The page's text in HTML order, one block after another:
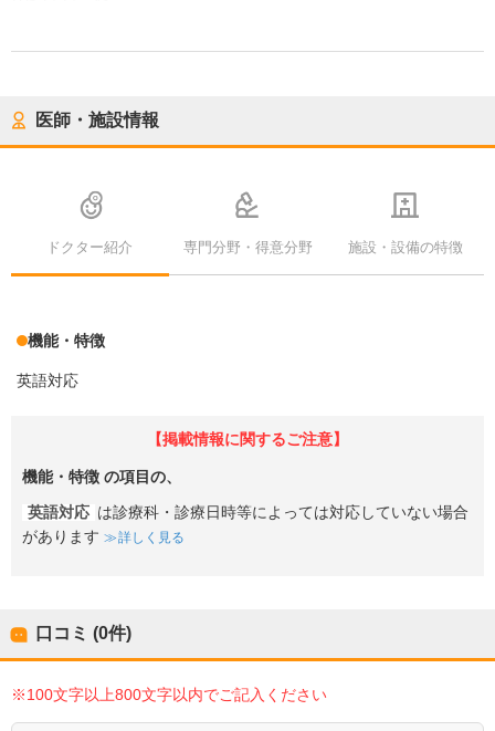
医師・施設情報
ドクター紹介 専門分野・得意分野 施設・設備の特徴
機能・特徴
英語対応
【掲載情報に関するご注意】
機能・特徴 の項目の、
英語対応 は診療科・診療日時等によっては対応していない場合
があります
詳しく見る
口コミ (0件)
※100文字以上800文字以内でご記入ください